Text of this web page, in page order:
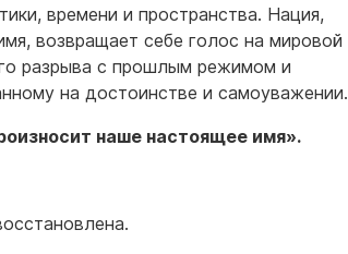
времени и пространства. Нация,
возвращает себе голос на мировой
разрыва с прошлым режимом и
на достоинстве и самоуважении.
наше настоящее имя».